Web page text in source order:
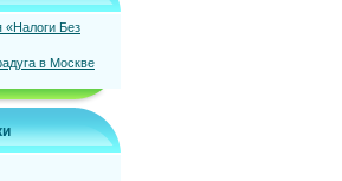
«Налоги Без
в Москве